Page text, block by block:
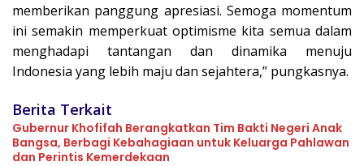
memberikan panggung apresiasi. Semoga momentum
ini semakin memperkuat optimisme kita semua dalam
menghadapi tantangan dan dinamika menuju
Indonesia yang lebih maju dan sejahtera,” pungkasnya.
Berita Terkait
Gubernur Khofifah Berangkatkan Tim Bakti Negeri Anak
Bangsa, Berbagi Kebahagiaan untuk Keluarga Pahlawan
dan Perintis Kemerdekaan